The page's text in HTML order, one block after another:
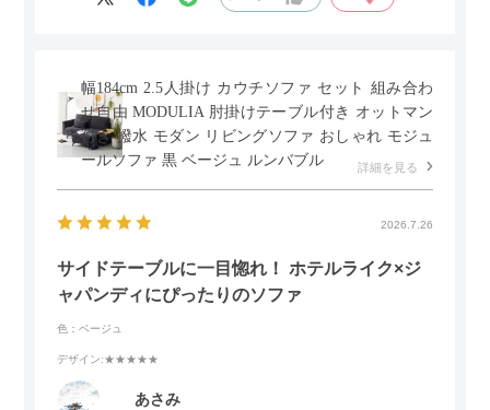
幅184cm 2.5人掛け カウチソファ セット 組み合わ
せ自由 MODULIA 肘掛けテーブル付き オットマン
付き 撥水 モダン リビングソファ おしゃれ モジュ
ールソファ 黒 ベージュ ルンバブル
詳細を見る
2026.7.26
サイドテーブルに一目惚れ！ ホテルライク×ジ
ャパンディにぴったりのソファ
色：ベージュ
デザイン:★★★★★
あさみ